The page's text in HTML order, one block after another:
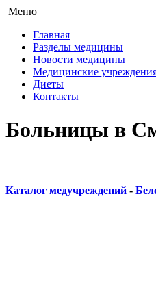
Меню
Главная
Разделы медицины
Новости медицины
Медицинские
Диеты
Контакты
Больницы в
Каталог медучреждений -